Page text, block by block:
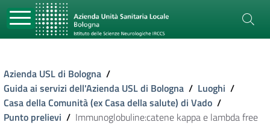
Azienda USL di Bologna /
Guida ai servizi dell'Azienda USL di Bologna / Luoghi /
Casa della Comunità (ex Casa della salute) di Vado /
Punto prelievi / Immunoglobuline:catene kappa e lambda free